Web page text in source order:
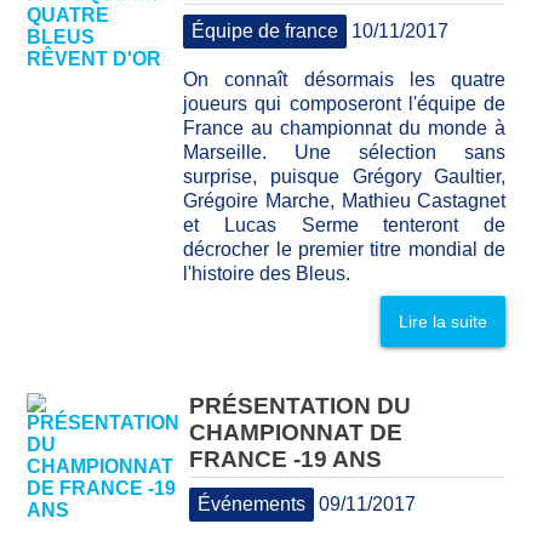
Équipe de france 10/11/2017
On connaît désormais les quatre
joueurs qui composeront l'équipe de
France au championnat du monde à
Marseille. Une sélection sans
surprise, puisque Grégory Gaultier,
Grégoire Marche, Mathieu Castagnet
et Lucas Serme tenteront de
décrocher le premier titre mondial de
l'histoire des Bleus.
Lire la suite
PRÉSENTATION DU
CHAMPIONNAT DE
FRANCE -19 ANS
Événements 09/11/2017